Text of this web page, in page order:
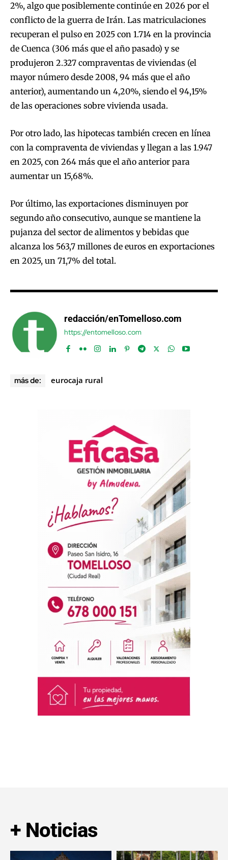
2%, algo que posiblemente continúe en 2026 por el
conflicto de la guerra de Irán. Las matriculaciones
recuperan el pulso en 2025 con 1.714 en la provincia
de Cuenca (306 más que el año pasado) y se
produjeron 2.327 compraventas de viviendas (el
mayor número desde 2008, 94 más que el año
anterior), aumentando un 4,20%, siendo el 94,15%
de las operaciones sobre vivienda usada.
Por otro lado, las hipotecas también crecen en línea
con la compraventa de viviendas y llegan a las 1.947
en 2025, con 264 más que el año anterior para
aumentar un 15,68%.
Por último, las exportaciones disminuyen por
segundo año consecutivo, aunque se mantiene la
pujanza del sector de alimentos y bebidas que
alcanza los 563,7 millones de euros en exportaciones
en 2025, un 71,7% del total.
redacción/enTomelloso.com
https://entomelloso.com
más de: eurocaja rural
+ Noticias